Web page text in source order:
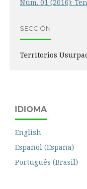
Núm. 01 (2016):
SECCIÓN
Territorios
IDIOMA
English
Español (España)
Português (Brasil)